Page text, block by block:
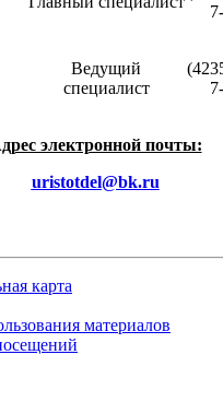
Ведущий
специалист
электронной почты:
uristotdel@bk.ru
карта
материалов